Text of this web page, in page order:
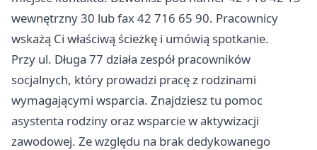
wewnętrzny 30 lub fax 42 716 65 90. Pracownicy
wskażą Ci właściwą ścieżkę i umówią spotkanie.
Przy ul. Długa 77 działa zespół pracowników
socjalnych, który prowadzi pracę z rodzinami
wymagającymi wsparcia. Znajdziesz tu pomoc
asystenta rodziny oraz wsparcie w aktywizacji
zawodowej. Ze względu na brak dedykowanego